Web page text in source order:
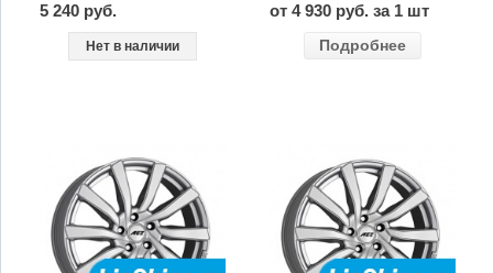
5 240 руб.
Нет в наличии
от 4 930 руб. за 1 шт
Подробнее